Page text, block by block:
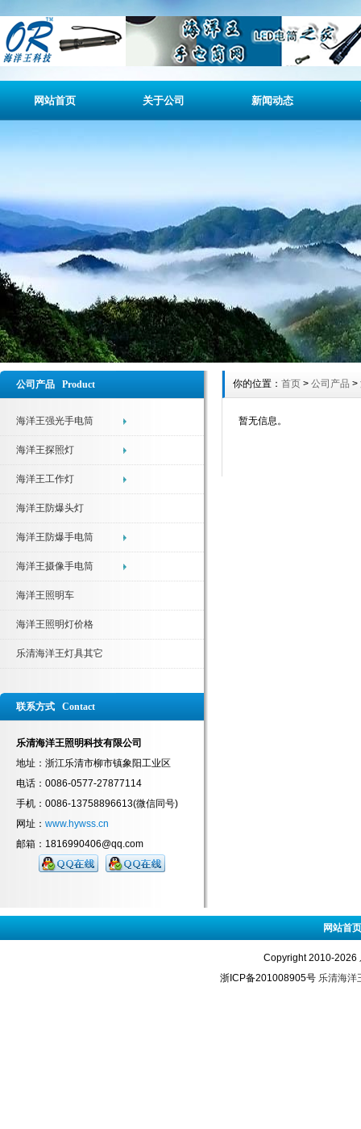
网站首页 关于公司 新闻动态
公司产品 Product
海洋王强光手电筒
海洋王探照灯
海洋王工作灯
海洋王防爆头灯
海洋王防爆手电筒
海洋王摄像手电筒
海洋王照明车
海洋王照明灯价格
乐清海洋王灯具其它
联系方式 Contact
乐清海洋王照明科技有限公司
地址：浙江乐清市柳市镇象阳工业区
电话：0086-0577-27877114
手机：0086-13758896613(微信同号)
网址： www.hywss.cn
邮箱：1816990406@qq.com
你的位置： 首页 > 公司产品 >
暂无信息。
网站首页
Copyright 2010-2026
浙ICP备201008905号 乐清海洋